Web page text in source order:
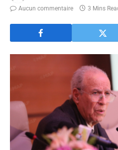
Aucun commentaire
3 Mins